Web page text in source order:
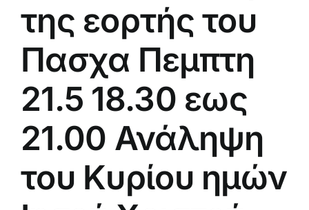
της εορτής του
Πασχα Πεμπτη
21.5 18.30 εως
21.00 Ανάληψη
του Κυρίου ημών